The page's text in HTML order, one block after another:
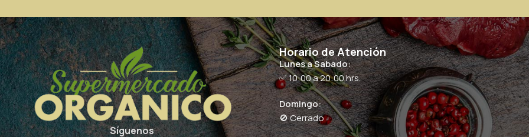
Síguenos
Horario de Atención
Lunes a Sabado:
✅ 10:00 a 20:00 hrs.
Domingo:
🚫 Cerrado